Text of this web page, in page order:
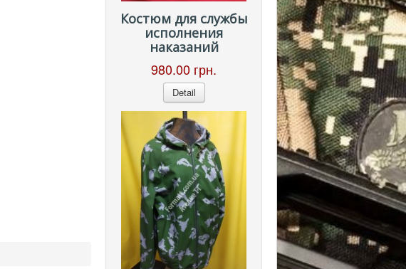
Костюм для службы
исполнения
наказаний
980.00 грн.
Detail